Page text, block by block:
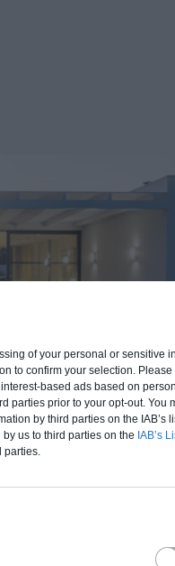
of your personal or sensitive
to confirm your selection. Please
based ads based on
parties prior to your opt-out. You
by third parties on the IAB’s
us to third parties on the IAB’s
parties.
de cette
clos